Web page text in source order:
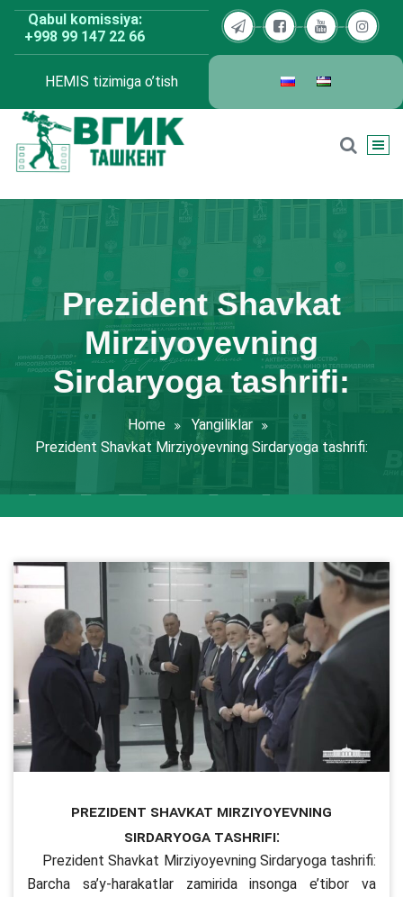
Skip
content
Qabul komissiya:
+998 99 147 22 66
HEMIS tizimiga o’tish
Prezident Shavkat
Mirziyoyevning
Sirdaryoga tashrifi:
Home
Yangiliklar
Prezident Shavkat Mirziyoyevning Sirdaryoga tashrifi:
Prezident Shavkat Mirziyoyevning
Sirdaryoga tashrifi:
Prezident Shavkat Mirziyoyevning Sirdaryoga tashrifi:
Barcha sa’y-harakatlar zamirida insonga e’tibor va